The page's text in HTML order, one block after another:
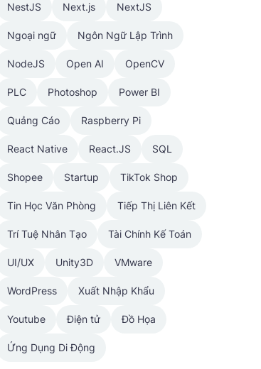
NestJS Next.js NextJS
Ngoại ngữ Ngôn Ngữ Lập Trình
NodeJS Open AI OpenCV
PLC Photoshop Power BI
Quảng Cáo Raspberry Pi
React Native React.JS SQL
Shopee Startup TikTok Shop
Tin Học Văn Phòng Tiếp Thị Liên Kết
Trí Tuệ Nhân Tạo Tài Chính Kế Toán
UI/UX Unity3D VMware
WordPress Xuất Nhập Khẩu
Youtube Điện tử Đồ Họa
Ứng Dụng Di Động